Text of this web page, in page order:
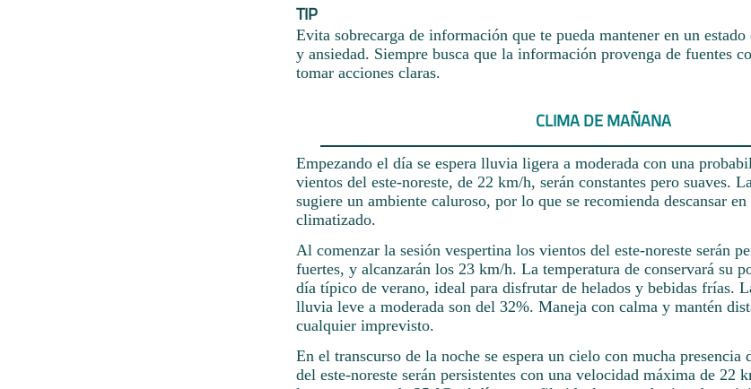
TIP
Evita sobrecarga de información que te pueda mantener en un
y ansiedad. Siempre busca que la información provenga de fuentes
tomar acciones claras.
CLIMA DE MAÑANA
Empezando el día se espera lluvia ligera a moderada con una
vientos del este-noreste, de 22 km/h, serán constantes pero suaves.
sugiere un ambiente caluroso, por lo que se recomienda descansar
climatizado.
Al comenzar la sesión vespertina los vientos del este-noreste serán
fuertes, y alcanzarán los 23 km/h. La temperatura de conservará su
día típico de verano, ideal para disfrutar de helados y bebidas frías.
lluvia leve a moderada son del 32%. Maneja con calma y mantén
cualquier imprevisto.
En el transcurso de la noche se espera un cielo con mucha presencia
del este-noreste serán persistentes con una velocidad máxima de 22